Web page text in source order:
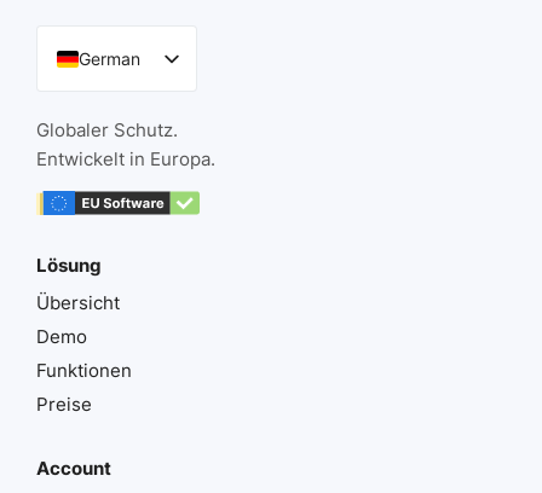
German
French
Italian
Portuguese
Globaler Schutz.
Entwickelt in Europa.
Lösung
Übersicht
Demo
Funktionen
Preise
Account